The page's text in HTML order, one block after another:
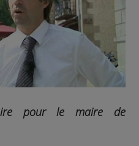
pour le maire de